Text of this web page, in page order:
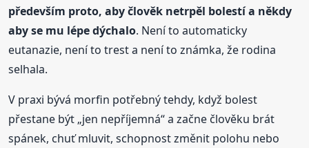
především proto, aby člověk netrpěl bolestí a někdy
aby se mu lépe dýchalo. Není to automaticky
eutanazie, není to trest a není to známka, že rodina
selhala.
V praxi bývá morfin potřebný tehdy, když bolest
přestane být „jen nepříjemná“ a začne člověku brát
spánek, chuť mluvit, schopnost změnit polohu nebo